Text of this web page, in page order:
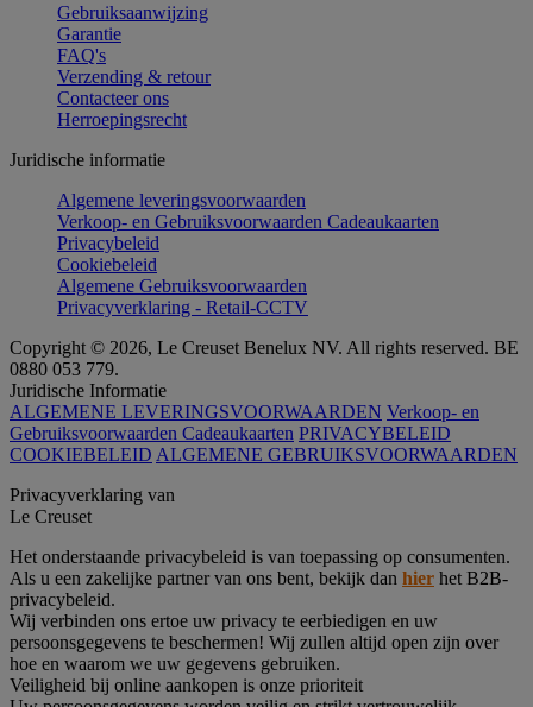
Gebruiksaanwijzing
Garantie
FAQ's
Verzending & retour
Contacteer ons
Herroepingsrecht
Juridische informatie
Algemene leveringsvoorwaarden
Verkoop- en Gebruiksvoorwaarden Cadeaukaarten
Privacybeleid
Cookiebeleid
Algemene Gebruiksvoorwaarden
Privacyverklaring - Retail-CCTV
Copyright © 2026, Le Creuset Benelux NV. All rights reserved. BE
0880 053 779.
Juridische Informatie
ALGEMENE LEVERINGSVOORWAARDEN Verkoop- en
Gebruiksvoorwaarden Cadeaukaarten PRIVACYBELEID
COOKIEBELEID ALGEMENE GEBRUIKSVOORWAARDEN
Privacyverklaring van
Le Creuset
Het onderstaande privacybeleid is van toepassing op consumenten.
Als u een zakelijke partner van ons bent, bekijk dan hier het B2B-
privacybeleid.
Wij verbinden ons ertoe uw privacy te eerbiedigen en uw
persoonsgegevens te beschermen! Wij zullen altijd open zijn over
hoe en waarom we uw gegevens gebruiken.
Veiligheid bij online aankopen is onze prioriteit